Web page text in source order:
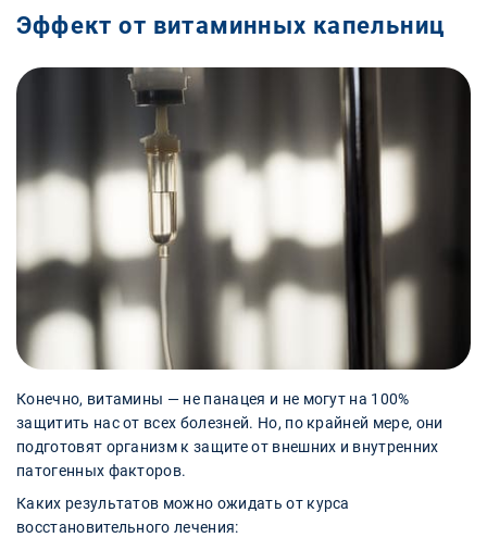
Эффект от витаминных капельниц
Конечно, витамины — не панацея и не могут на 100%
защитить нас от всех болезней. Но, по крайней мере, они
подготовят организм к защите от внешних и внутренних
патогенных факторов.
Каких результатов можно ожидать от курса
восстановительного лечения: